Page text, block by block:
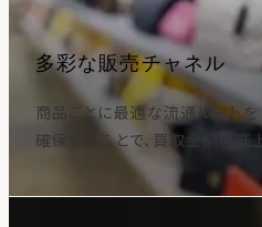
多彩な販売チャネル
商品ごとに最適な流通ルートを
確保することで、買取金額の底